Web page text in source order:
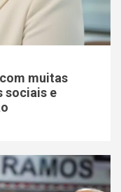
muitas
sociais e